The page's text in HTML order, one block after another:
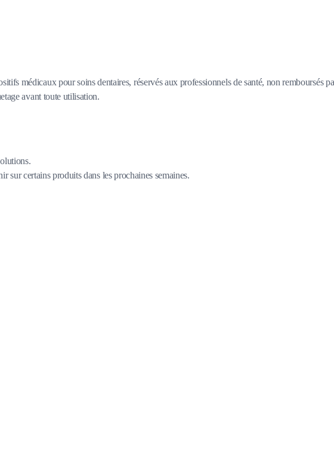
médicaux pour soins dentaires, réservés aux professionnels de santé, non remboursés
avant toute utilisation.
sur certains produits dans les prochaines semaines.